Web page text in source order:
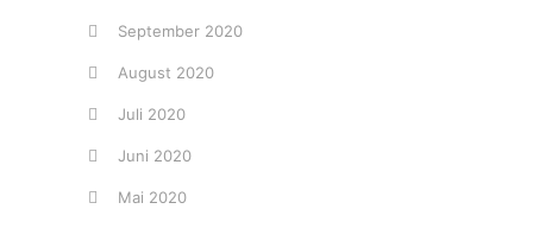
September 2020
August 2020
Juli 2020
Juni 2020
Mai 2020